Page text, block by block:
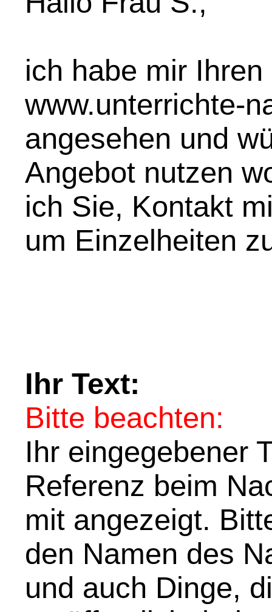
ich habe mir
www.unterrichte-
angesehen und
Angebot nutzen
ich Sie, Kontakt
um Einzelheiten
Ihr Text:
Bitte beachten:
Ihr eingegebener
Referenz beim
mit angezeigt.
den Namen des
und auch Dinge,